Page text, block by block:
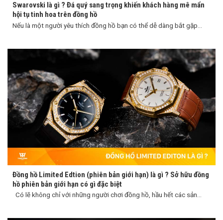
Swarovski là gì ? Đá quý sang trọng khiến khách hàng mê mẩn
hội tụ tinh hoa trên đồng hồ
Nếu là một người yêu thích đồng hồ bạn có thể dễ dàng bắt gặp...
Đồng hồ Limited Edtion (phiên bản giới hạn) là gì ? Sở hữu đồng
hồ phiên bản giới hạn có gì đặc biệt
Có lẽ không chỉ với những người chơi đồng hồ, hầu hết các sản...